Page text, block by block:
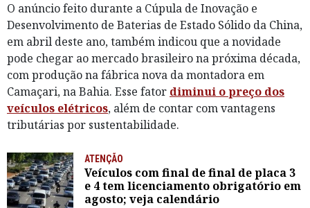
O anúncio feito durante a Cúpula de Inovação e
Desenvolvimento de Baterias de Estado Sólido da China,
em abril deste ano, também indicou que a novidade
pode chegar ao mercado brasileiro na próxima década,
com produção na fábrica nova da montadora em
Camaçari, na Bahia. Esse fator diminui o preço dos
veículos elétricos, além de contar com vantagens
tributárias por sustentabilidade.
ATENÇÃO
Veículos com final de final de placa 3
e 4 tem licenciamento obrigatório em
agosto; veja calendário